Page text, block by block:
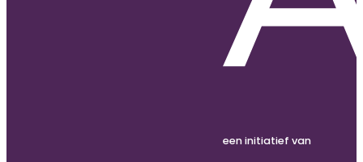
een initiatief van